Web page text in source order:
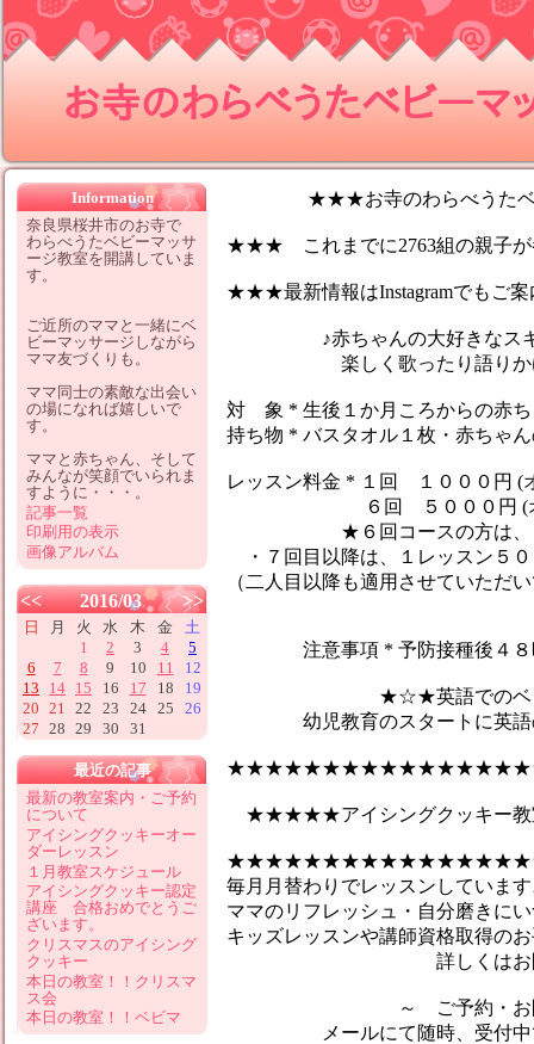
お寺のわらべうたベビーマッ
★★★お寺のわらべうたベ
★★★ これまでに2763組の親子が
★★★最新情報はInstagramでもご案
♪赤ちゃんの大好きなスキン
楽しく歌ったり語りかけな
対 象 * 生後１か月ころからの赤ち
持ち物 * バスタオル１枚・赤ちゃ
レッスン料金 * １回 １０００円 (
６回 ５０００円 (オイ
★６回コースの方は、１レ
・７回目以降は、１レッスン５
（二人目以降も適用させていただ
注意事項 * 予防接種後４８時
★☆★英語でのベビーマ
幼児教育のスタートに英語の
★★★★★アイシングクッキー
毎月月替わりでレッスンしていま
ママのリフレッシュ・自分磨きに
キッズレッスンや講師資格取得の
詳しくはお問合せ
～ ご予約・お問い
メールにて随時、受付中で
Information
奈良県桜井市のお寺で
わらべうたベビーマッサ
ージ教室を開講していま
す。
ご近所のママと一緒にベ
ビーマッサージしながら
ママ友づくりも。
ママ同士の素敵な出会い
の場になれば嬉しいで
す。
ママと赤ちゃん、そして
みんなが笑顔でいられま
すように・・・。
記事一覧
印刷用の表示
画像アルバム
<< 2016/03 >>
日 月 火 水 木 金
土
1
2 3 4
5
6
7 8 9 10 11
12
13
14 15 16 17 18
19
20 21 22 23 24 25
26
27 28 29 30 31
最近の記事
最新の教室案内・ご予約
について
アイシングクッキーオー
ダーレッスン
１月教室スケジュール
アイシングクッキー認定
講座 合格おめでとうご
ざいます。
クリスマスのアイシング
クッキー
本日の教室！！クリスマ
ス会
本日の教室！！ベビマ